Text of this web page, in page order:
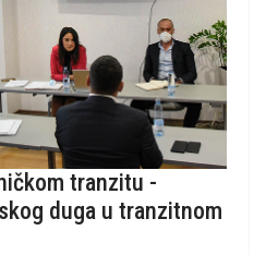
tranzitu -
duga u tranzitnom